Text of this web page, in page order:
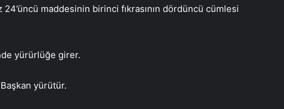
maddesinin birinci fıkrasının dördüncü cümlesi
yürürlüğe girer.
yürütür.